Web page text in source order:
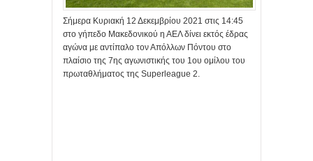
Σήμερα Κυριακή 12 Δεκεμβρίου 2021 στις 14:45
στο γήπεδο Μακεδονικού η ΑΕΛ δίνει εκτός έδρας
αγώνα με αντίπαλο τον Απόλλων Πόντου στο
πλαίσιο της 7ης αγωνιστικής του 1ου ομίλου του
πρωταθλήματος της Superleague 2.